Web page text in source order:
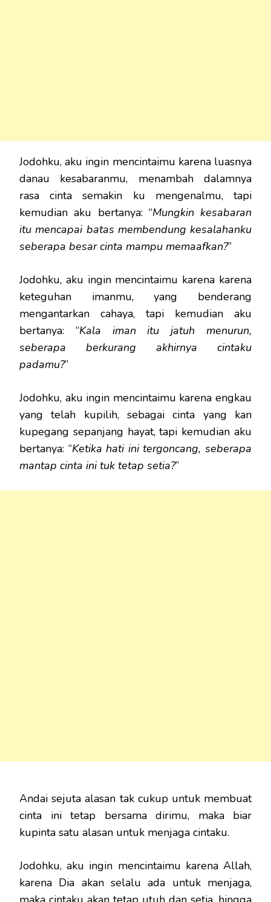
Jodohku, aku ingin mencintaimu karena luasnya
danau kesabaranmu, menambah dalamnya
rasa cinta semakin ku mengenalmu, tapi
kemudian aku bertanya: “Mungkin kesabaran
itu mencapai batas membendung kesalahanku
seberapa besar cinta mampu memaafkan?”
Jodohku, aku ingin mencintaimu karena karena
keteguhan imanmu, yang benderang
mengantarkan cahaya, tapi kemudian aku
bertanya: “Kala iman itu jatuh menurun,
seberapa berkurang akhirnya cintaku
padamu?”
Jodohku, aku ingin mencintaimu karena engkau
yang telah kupilih, sebagai cinta yang kan
kupegang sepanjang hayat, tapi kemudian aku
bertanya: “Ketika hati ini tergoncang, seberapa
mantap cinta ini tuk tetap setia?”
Andai sejuta alasan tak cukup untuk membuat
cinta ini tetap bersama dirimu, maka biar
kupinta satu alasan untuk menjaga cintaku.
Jodohku, aku ingin mencintaimu karena Allah,
karena Dia akan selalu ada untuk menjaga,